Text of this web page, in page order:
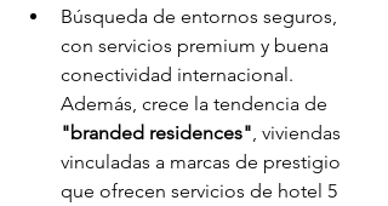
Búsqueda de entornos seguros,
con servicios premium y buena
conectividad internacional.
Además, crece la tendencia de
"branded residences", viviendas
vinculadas a marcas de prestigio
que ofrecen servicios de hotel 5